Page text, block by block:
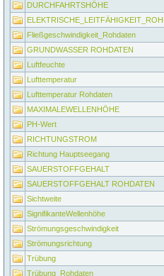
DURCHFAHRTSHÖHE
Fließgeschwindigkeit_Rohdaten
GRUNDWASSER ROHDATEN
Luftfeuchte
Lufttemperatur
Lufttemperatur Rohdaten
MAXIMALEWELLENHÖHE
PH-Wert
RICHTUNGSTROM
Richtung Hauptseegang
SAUERSTOFFGEHALT
SAUERSTOFFGEHALT ROHDATEN
Sichtweite
SignifikanteWellenhöhe
Strömungsgeschwindigkeit
Strömungsrichtung
Trübung
Trübung_Rohdaten